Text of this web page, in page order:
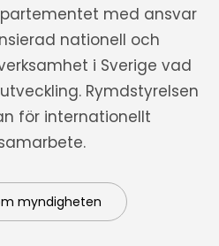
med ansvar
nationell och
i Sverige vad
Rymdstyrelsen
för internationellt
myndigheten